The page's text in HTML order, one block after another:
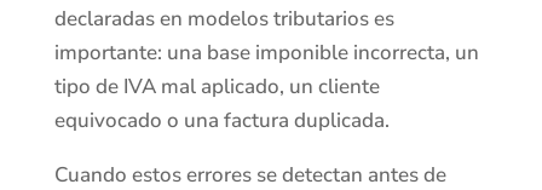
declaradas en modelos tributarios es
importante: una base imponible incorrecta, un
tipo de IVA mal aplicado, un cliente
equivocado o una factura duplicada.
Cuando estos errores se detectan antes de